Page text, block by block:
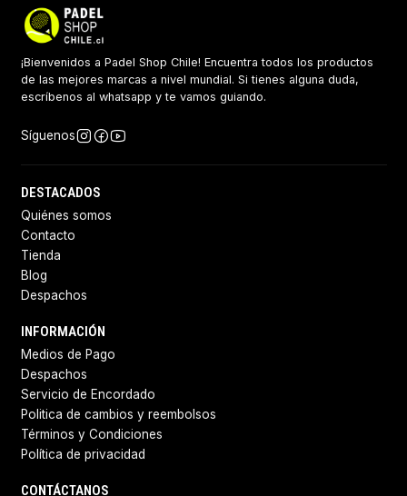
¡Bienvenidos a Padel Shop Chile! Encuentra todos los productos
de las mejores marcas a nivel mundial. Si tienes alguna duda,
escríbenos al whatsapp y te vamos guiando.
Síguenos
DESTACADOS
Quiénes somos
Contacto
Tienda
Blog
Despachos
INFORMACIÓN
Medios de Pago
Despachos
Servicio de Encordado
Politica de cambios y reembolsos
Términos y Condiciones
Política de privacidad
CONTÁCTANOS